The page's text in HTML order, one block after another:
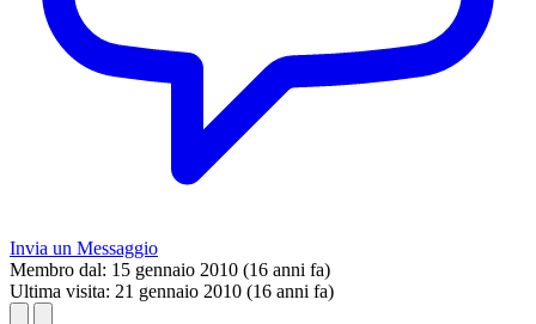
Invia un Messaggio
Membro dal: 15 gennaio 2010 (16 anni fa)
Ultima visita: 21 gennaio 2010 (16 anni fa)